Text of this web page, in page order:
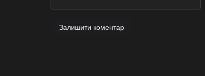
Залишити коментар